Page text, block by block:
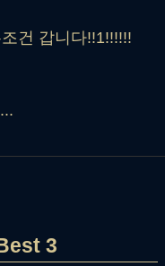
건 갑니다!!1!!!!!!
3